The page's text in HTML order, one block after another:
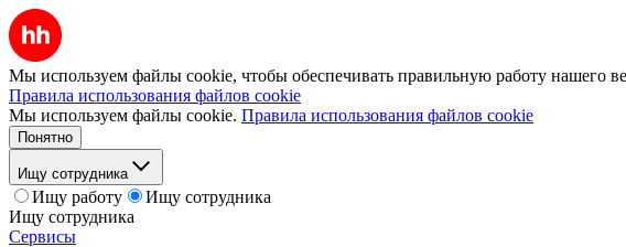
Мы используем файлы cookie, чтобы обеспечивать правильную работу нашего
Правила использования файлов cookie
Мы используем файлы cookie. Правила использования файлов cookie
Понятно
Ищу сотрудника
Ищу работу
Ищу сотрудника
Ищу сотрудника
Сервисы